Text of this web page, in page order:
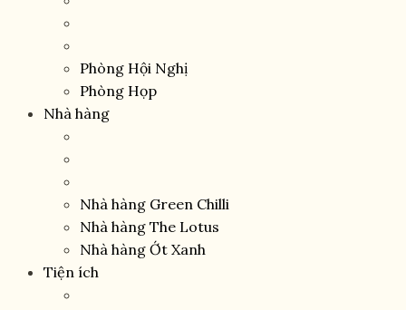
Phòng Hội Nghị
Phòng Họp
Nhà hàng
Nhà hàng Green Chilli
Nhà hàng The Lotus
Nhà hàng Ớt Xanh
Tiện ích